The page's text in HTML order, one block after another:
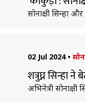
सोनाक्षी सिन्हा
02 Jul 2024 •
शत्रुघ्न सिन्हा
अभिनेत्री